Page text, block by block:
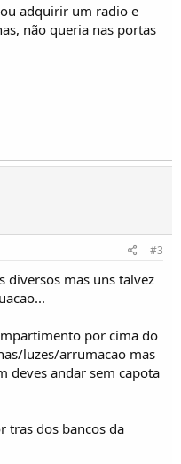
adquirir um radio e
não queria nas portas
#3
diversos mas uns talvez
por cima do
luzes/arrumacao mas
deves andar sem capota
tras dos bancos da